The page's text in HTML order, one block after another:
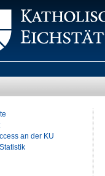
an der KU